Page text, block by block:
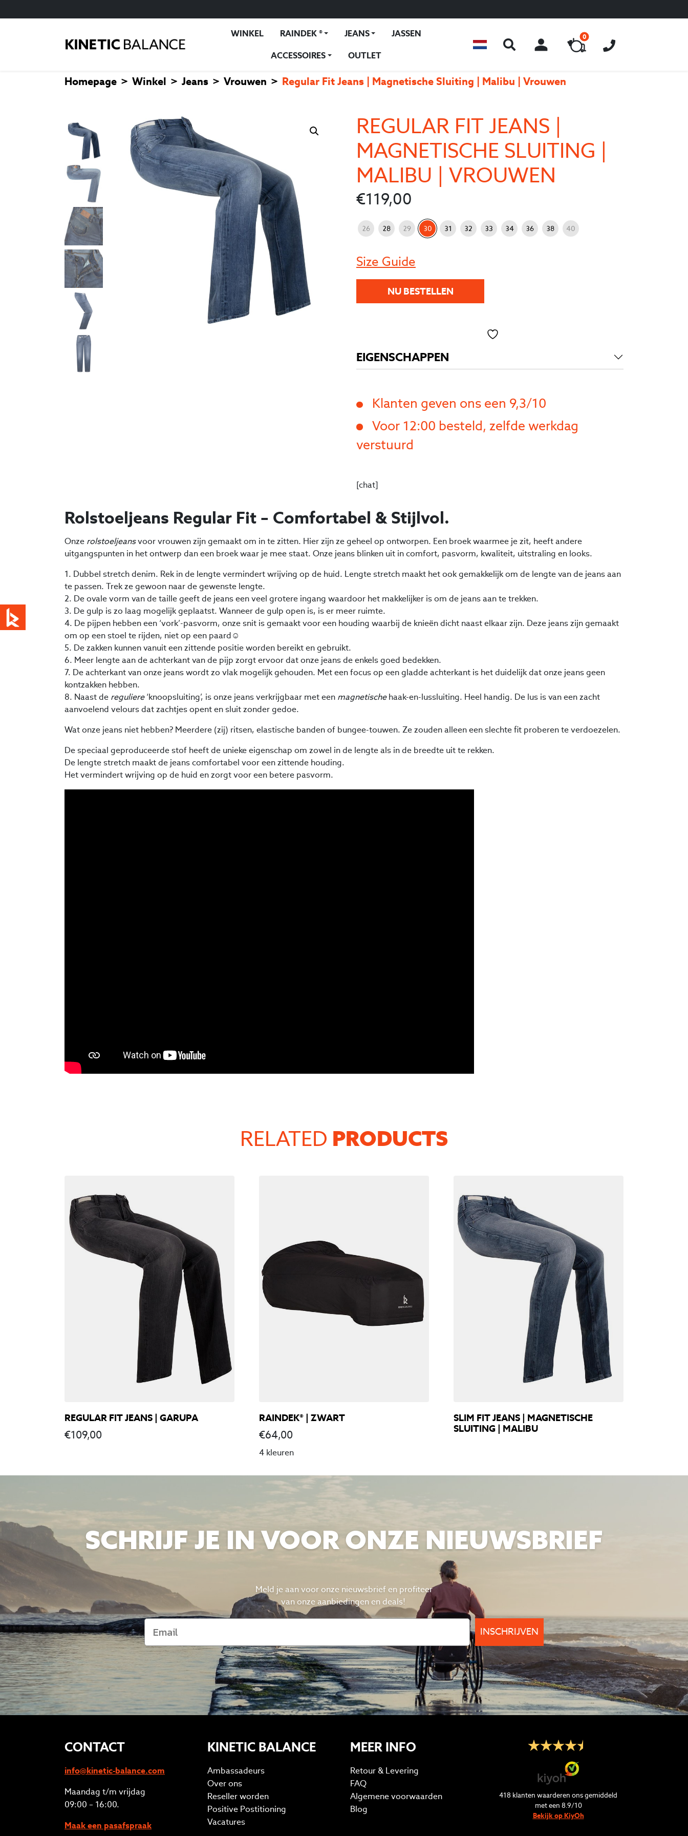
WINKEL RAINDEK ® JEANS JASSEN
ACCESSOIRES OUTLET ACCOUNT
0
Homepage Winkel Jeans Vrouwen Regular Fit Jeans | Magnetische Sluiting | Malibu | Vrouwen
REGULAR FIT JEANS |
MAGNETISCHE SLUITING |
MALIBU | VROUWEN
€119,00
Jeans maat: 30
26 28 29 30 31 32 33 34 36 38 40
Size Guide
NU BESTELLEN
EIGENSCHAPPEN
Klanten geven ons een 9,3/10
Voor 12:00 besteld, zelfde werkdag
verstuurd
[chat]
Rolstoeljeans Regular Fit – Comfortabel & Stijlvol.
Onze rolstoeljeansvoor vrouwen zijn gemaakt om in te zitten. Hier zijn ze geheel op ontworpen. Een broek waarmee je zit, heeft andere
uitgangspunten in het ontwerp dan een broek waar je mee staat. Onze jeans blinken uit in comfort, pasvorm, kwaliteit, uitstraling en looks.
1. Dubbel stretch denim. Rek in de lengte vermindert wrijving op de huid. Lengte stretch maakt het ook gemakkelijk om de lengte van de jeans aan
te passen. Trek ze gewoon naar de gewenste lengte.
2. De ovale vorm van de taille geeft de jeans een veel grotere ingang waardoor het makkelijker is om de jeans aan te trekken.
3. De gulp is zo laag mogelijk geplaatst. Wanneer de gulp open is, is er meer ruimte.
4. De pijpen hebben een ‘vork’-pasvorm, onze snit is gemaakt voor een houding waarbij de knieën dicht naast elkaar zijn. Deze jeans zijn gemaakt
om op een stoel te rijden, niet op een paard☺
5. De zakken kunnen vanuit een zittende positie worden bereikt en gebruikt.
6. Meer lengte aan de achterkant van de pijp zorgt ervoor dat onze jeans de enkels goed bedekken.
7. De achterkant van onze jeans wordt zo vlak mogelijk gehouden. Met een focus op een gladde achterkant is het duidelijk dat onze jeans geen
kontzakken hebben.
8. Naast de reguliere‘knoopsluiting’, is onze jeans verkrijgbaar met een magnetischehaak-en-lussluiting. Heel handig. De lus is van een zacht
aanvoelend velours dat zachtjes opent en sluit zonder gedoe.
Wat onze jeans niet hebben? Meerdere (zij) ritsen, elastische banden of bungee-touwen. Ze zouden alleen een slechte fit proberen te verdoezelen.
De speciaal geproduceerde stof heeft de unieke eigenschap om zowel in de lengte als in de breedte uit te rekken.
De lengte stretch maakt de jeans comfortabel voor een zittende houding.
Het vermindert wrijving op de huid en zorgt voor een betere pasvorm.
RELATED PRODUCTS
REGULAR FIT JEANS | GARUPA
€109,00
RAINDEK® | ZWART
€64,00
4 kleuren
SLIM FIT JEANS | MAGNETISCHE
SLUITING | MALIBU
SCHRIJF JE IN VOOR ONZE NIEUWSBRIEF
Meld je aan voor onze nieuwsbrief en profiteer
vanonze aanbiedingen en deals!
INSCHRIJVEN
CONTACT
info@kinetic-balance.com
Maandag t/m vrijdag
09:00 – 16:00.
Maak een pasafspraak
KINETIC BALANCE
Ambassadeurs
Over ons
Reseller worden
Positive Postitioning
Vacatures
MEER INFO
Retour & Levering
FAQ
Algemene voorwaarden
Blog
418 klanten waarderen ons gemiddeld
met een 8.9/10
Bekijk op KiyOh